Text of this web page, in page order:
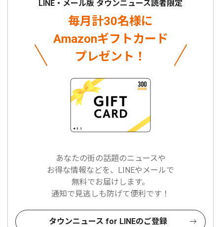
LINE・メール版 タウンニュース読者限定
毎月計30名様に
Amazonギフトカード
プレゼント！
あなたの街の話題のニュースや
お得な情報などを、LINEやメールで
無料でお届けします。
通知で見逃しも防げて便利です！
タウンニュース for LINEのご登録